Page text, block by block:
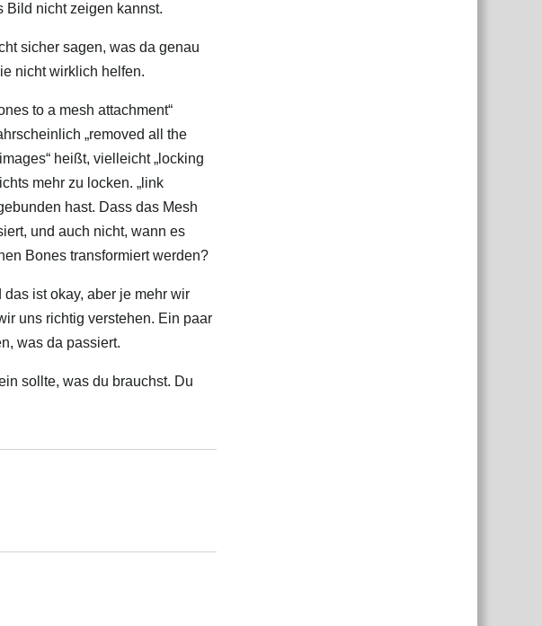
Bild nicht zeigen kannst.
sicher sagen, was da genau
nicht wirklich helfen.
to a mesh attachment“
„removed all the
heißt, vielleicht „locking
mehr zu locken. „link
hast. Dass das Mesh
und auch nicht, wann es
Bones transformiert werden?
ist okay, aber je mehr wir
uns richtig verstehen. Ein paar
was da passiert.
sollte, was du brauchst. Du